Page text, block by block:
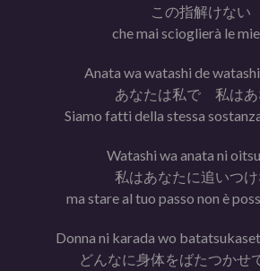
この指解けない
che mai scioglierà le
Anata wa watashi de
あなたは私で 私はあ
Siamo fatti della stessa
Watashi wa anata ni
私はあなたに追いつ
ma stare al tuo passo non è
Donna ni karada wo
どんなに身体をばたつか